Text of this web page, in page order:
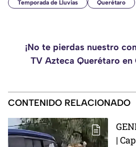
Temporada de Lluvias Querétaro
¡No te pierdas nuestro
TV Azteca Querétaro en
CONTENIDO RELACIONADO
|